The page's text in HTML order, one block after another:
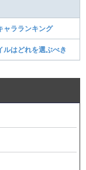
ャラランキング
ルはどれを選ぶべき